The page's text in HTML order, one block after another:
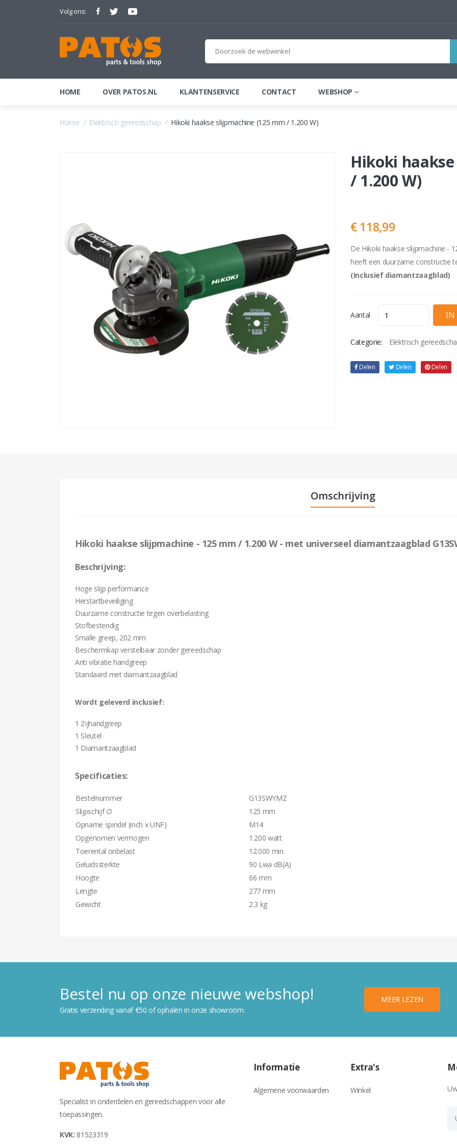
Volg ons:
HOME OVER PATOS.NL KLANTENSERVICE CONTACT WEBSHOP
Home Elektrisch gereedschap Hikoki haakse slijpmachine (125 mm / 1.200 W)
Hikoki
/ 1.200 W)
€ 118,99
De Hikoki haakse slijpmachine -
heeft een duurzame constructie
(Inclusief diamantzaagblad)
Aantal
Categorie: Elektrisch
Delen Delen Delen
Omschrijving
Hikoki haakse slijpmachine - 125 mm / 1.200 W - met universeel diamantzaagblad
Beschrijving:
Hoge slijp performance
Herstartbeveiliging
Duurzame constructie tegen overbelasting
Stofbestendig
Smalle greep, 202 mm
Beschermkap verstelbaar zonder gereedschap
Anti vibratie handgreep
Standaard met diamantzaagblad
Wordt geleverd inclusief:
1 Zijhandgreep
1 Sleutel
1 Diamantzaagblad
Specificaties:
Bestelnummer
G13SWYMZ
Slijpschijf ∅
125 mm
Opname spindel (inch x UNF)
M14
Opgenomen vermogen
1.200 watt
Toerental onbelast
12.000 min.
Geluidssterkte
90 Lwa dB(A)
Hoogte
66 mm
Lengte
277 mm
Gewicht
2.3 kg
Bestel nu op onze nieuwe webshop!
Gratis verzending vanaf €50 of ophalen in onze showroom.
MEER LEZEN
Specialist in onderdelen en gereedschappen voor alle
toepassingen.
KVK: 81523319
Informatie
Algemene voorwaarden
Extra's
Winkel